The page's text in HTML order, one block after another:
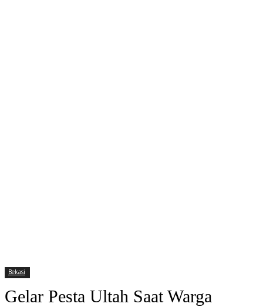
Bekasi
Gelar Pesta Ultah Saat Warga